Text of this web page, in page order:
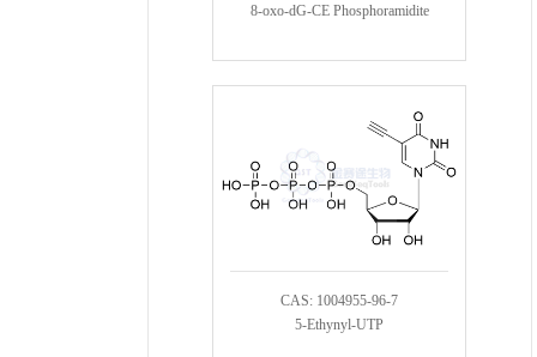
8-oxo-dG-CE Phosphoramidite
CAS: 1004955-96-7
5-Ethynyl-UTP